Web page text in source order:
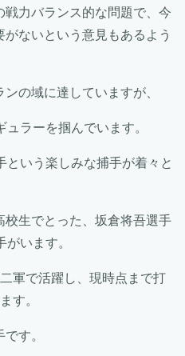
戦力バランス的な問題で、今
ないという意見もあるよう
の域に達していますが、
ラーを掴んでいます。
という楽しみな捕手が着々と
生でとった、坂倉将吾選手
います。
軍で活躍し、現時点まで打
す。
す。